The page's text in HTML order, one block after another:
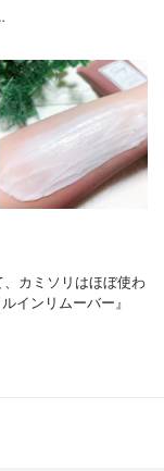
ノバラエキス、パイ
ロエキス、フィトス
ードオイル、プラセ
油、ポリオキシエチ
マカデミアナッツ
ル、モモ葉エキス、
ローズマリーエキ
203、加水分解コラ
酸化Na、水添大豆リ
ゲン液-3、酪酸コレ
ロコレステリン、精
カミソリはほぼ使わ
インリムーバー』